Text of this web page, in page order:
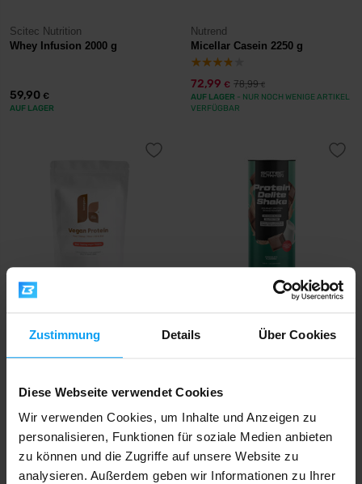
Zustimmung Details Über Cookies
Diese Webseite verwendet Cookies
Wir verwenden Cookies, um Inhalte und Anzeigen zu
personalisieren, Funktionen für soziale Medien anbieten
zu können und die Zugriffe auf unsere Website zu
analysieren. Außerdem geben wir Informationen zu Ihrer
Scitec Nutrition
Whey Infusion 2000 g
59,90 €
AUF LAGER
Nutrend
Micellar Casein 2250 g
72,99 € 78,99€
AUF LAGER - NUR NOCH WENIGE ARTIKEL
VERFÜGBAR
Kompava
26,49
Scitec Nutrition
Protein Delite Shake 700 g